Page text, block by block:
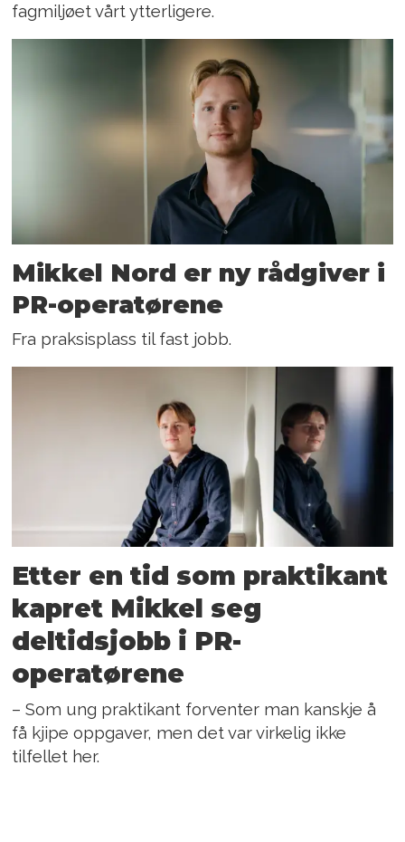
fagmiljøet vårt ytterligere.
Mikkel Nord er ny rådgiver i
PR-operatørene
Fra praksisplass til fast jobb.
Etter en tid som praktikant
kapret Mikkel seg
deltidsjobb i PR-
operatørene
– Som ung praktikant forventer man kanskje å
få kjipe oppgaver, men det var virkelig ikke
tilfellet her.